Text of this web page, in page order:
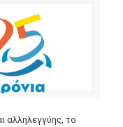
αλληλεγγύης, τo